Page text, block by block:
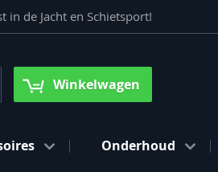
in de Jacht en Schietsport!
Winkelwagen
Onderhoud